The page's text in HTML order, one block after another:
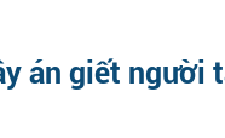
án giết người